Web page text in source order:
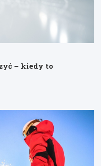
– kiedy to